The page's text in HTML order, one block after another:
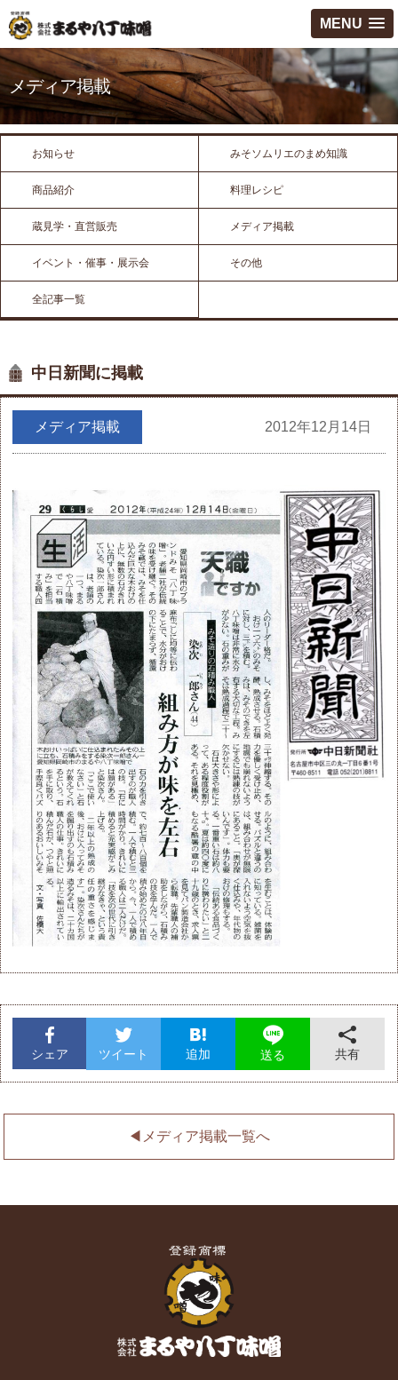
MENU
メディア掲載
お知らせ みそソムリエのまめ知識
商品紹介 料理レシピ
蔵見学・直営販売 メディア掲載
イベント・催事・展示会 その他
全記事一覧
中日新聞に掲載
メディア掲載 2012年12月14日
シェア ツイート 追加 送る 共有
◀︎メディア掲載一覧へ